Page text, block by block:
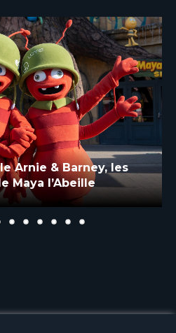
Arnie & Barney, les
Maya l’Abeille